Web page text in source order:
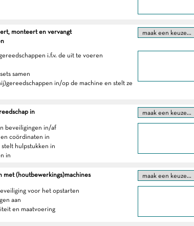
monteert en vervangt
i.f.v. de uit te voeren
samen
in/op de machine en stelt ze
in
beveiligingen in/af
coördinaten in
hulpstukken in
in
met (houtbewerkings)machines
voor het opstarten
aan
en maatvoering